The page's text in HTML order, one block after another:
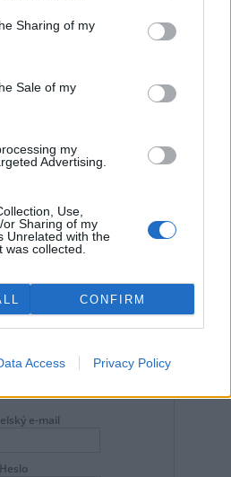
Sharing of my
Sale of my
my
Advertising.
Use,
Sharing of my
Unrelated with the
collected.
CONFIRM
Access Privacy Policy
reklama
názory, komentáře a postřehy. Tím,
se ale zároveň zavazujete
příspěvěk
ZAPOJIT PO PŘIHLÁŠENÍ
e-mail
Heslo